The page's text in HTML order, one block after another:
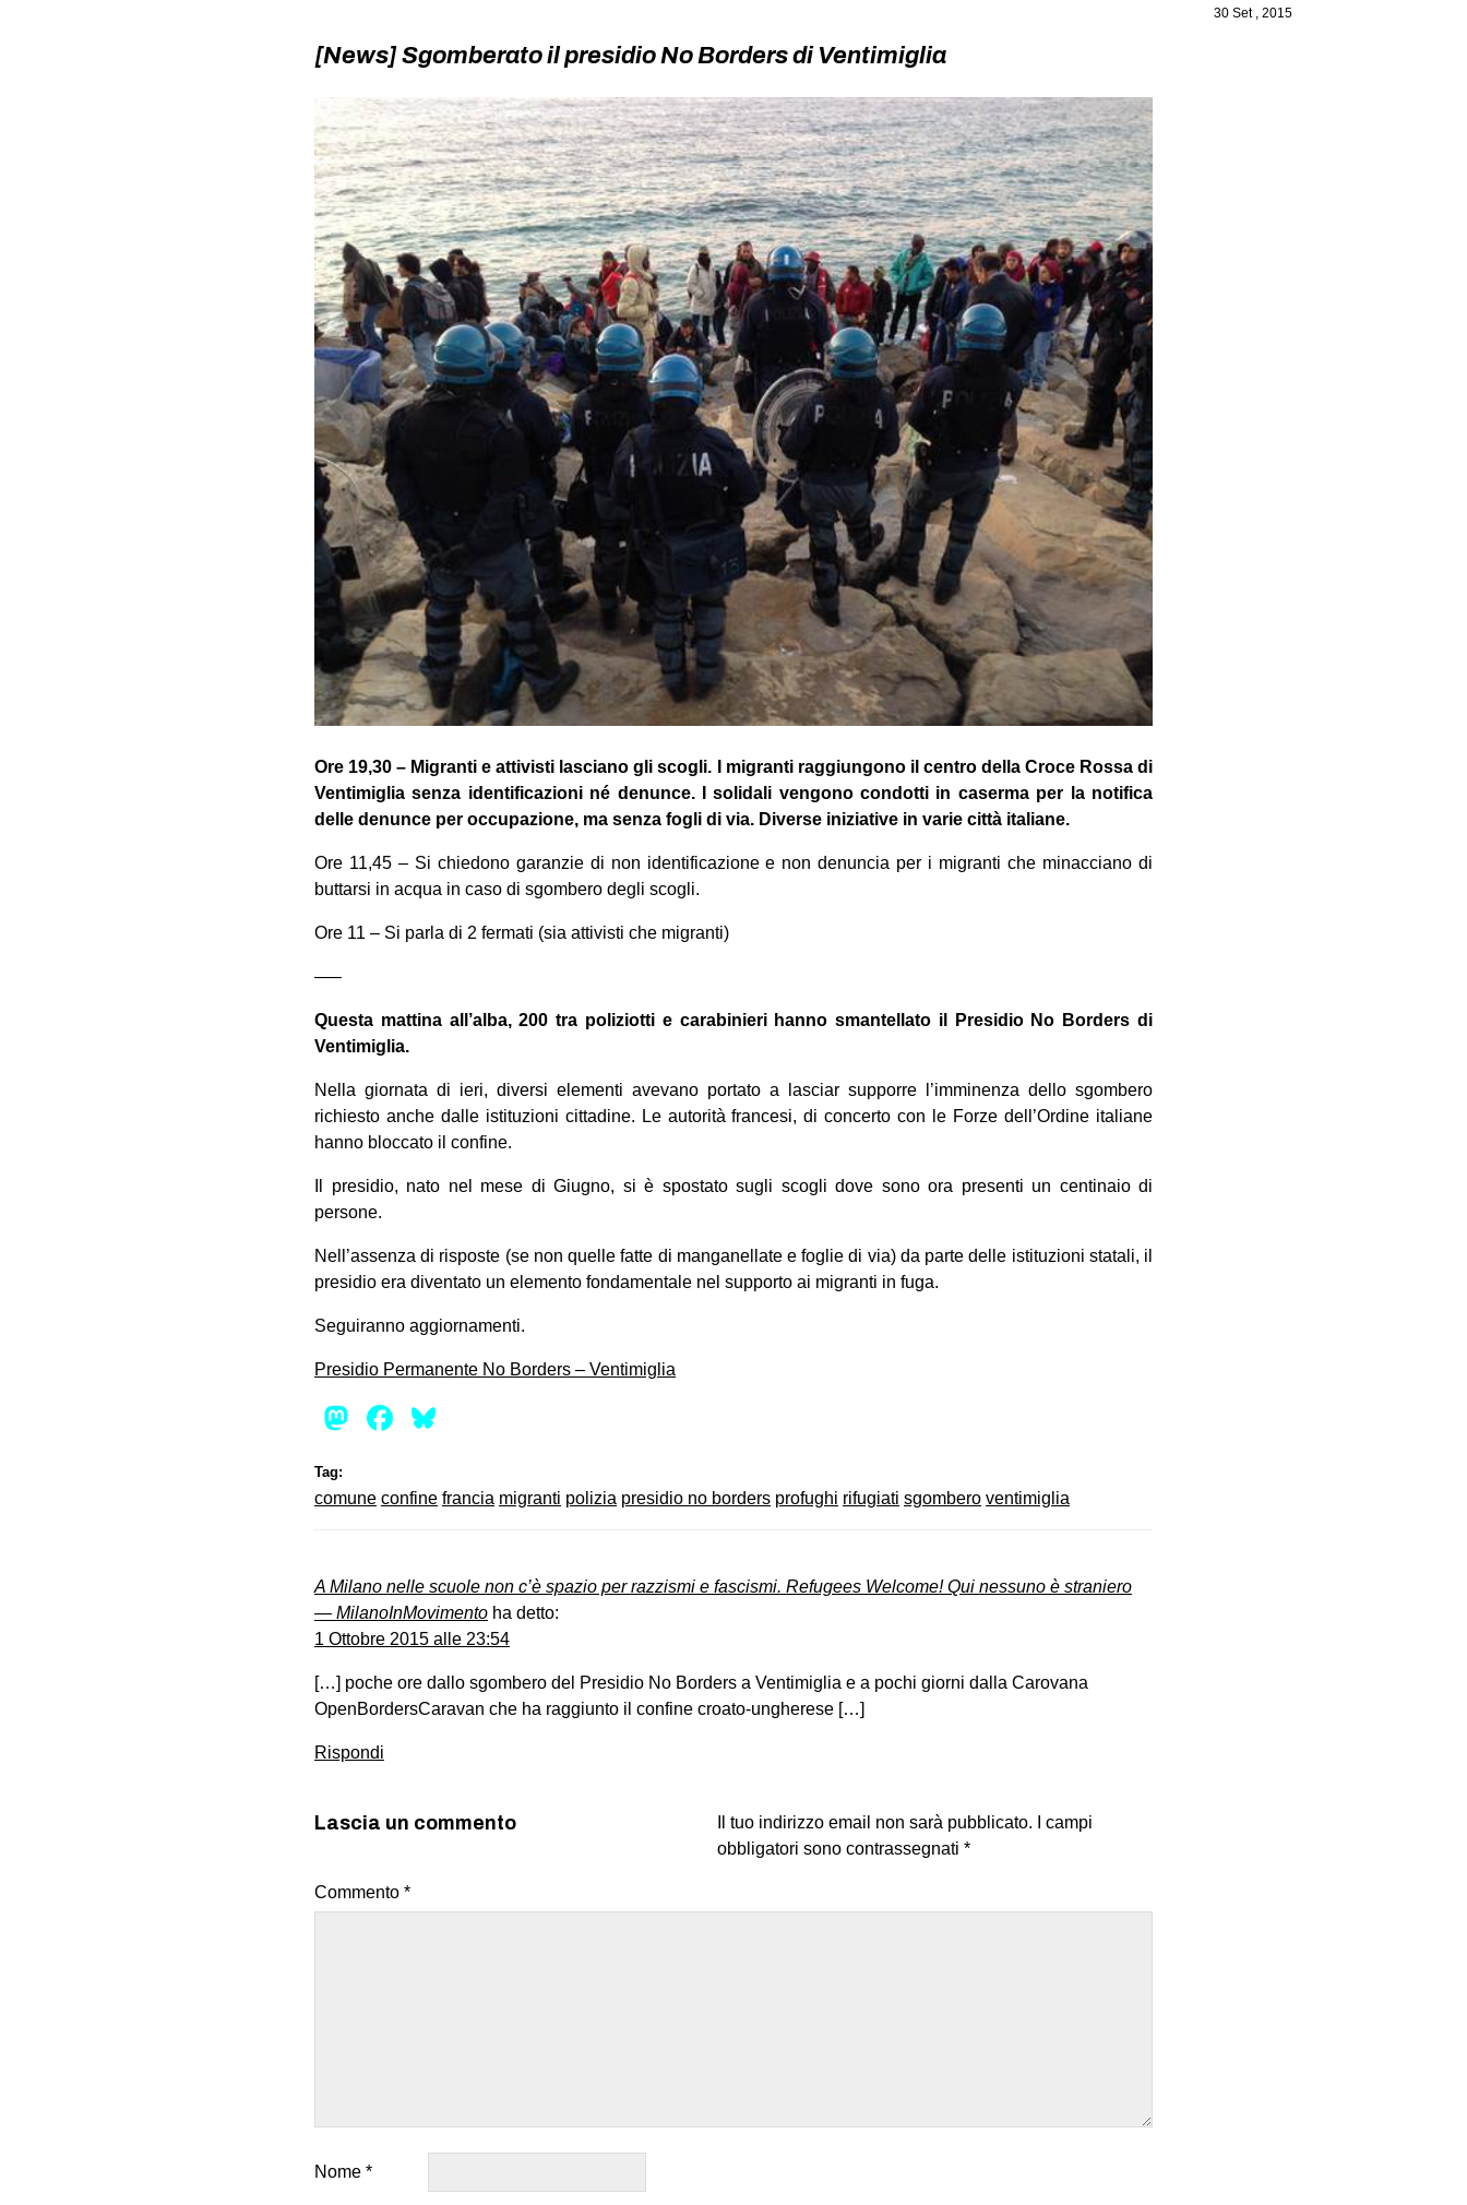
30 Set , 2015
[News] Sgomberato il presidio No Borders di Ventimiglia
Ore 19,30 – Migranti e attivisti lasciano gli scogli. I migranti raggiungono il centro della Croce Rossa di
Ventimiglia senza identificazioni né denunce. I solidali vengono condotti in caserma per la notifica
delle denunce per occupazione, ma senza fogli di via. Diverse iniziative in varie città italiane.
Ore 11,45 – Si chiedono garanzie di non identificazione e non denuncia per i migranti che minacciano di
buttarsi in acqua in caso di sgombero degli scogli.
Ore 11 – Si parla di 2 fermati (sia attivisti che migranti)
—–
Questa mattina all’alba, 200 tra poliziotti e carabinieri hanno smantellato il Presidio No Borders di
Ventimiglia.
Nella giornata di ieri, diversi elementi avevano portato a lasciar supporre l’imminenza dello sgombero
richiesto anche dalle istituzioni cittadine. Le autorità francesi, di concerto con le Forze dell’Ordine italiane
hanno bloccato il confine.
Il presidio, nato nel mese di Giugno, si è spostato sugli scogli dove sono ora presenti un centinaio di
persone.
Nell’assenza di risposte (se non quelle fatte di manganellate e foglie di via) da parte delle istituzioni statali, il
presidio era diventato un elemento fondamentale nel supporto ai migranti in fuga.
Seguiranno aggiornamenti.
Presidio Permanente No Borders – Ventimiglia
Mastodon
Facebook
Tag:
comune confine francia migranti polizia presidio no borders profughi rifugiati sgombero ventimiglia
A Milano nelle scuole non c’è spazio per razzismi e fascismi. Refugees Welcome! Qui nessuno è straniero
— MilanoInMovimento ha detto:
1 Ottobre 2015 alle 23:54
[…] poche ore dallo sgombero del Presidio No Borders a Ventimiglia e a pochi giorni dalla Carovana
OpenBordersCaravan che ha raggiunto il confine croato-ungherese […]
Rispondi
Lascia un commento Il tuo indirizzo email non sarà pubblicato.
I campi
obbligatori sono contrassegnati *
Commento *
Nome *